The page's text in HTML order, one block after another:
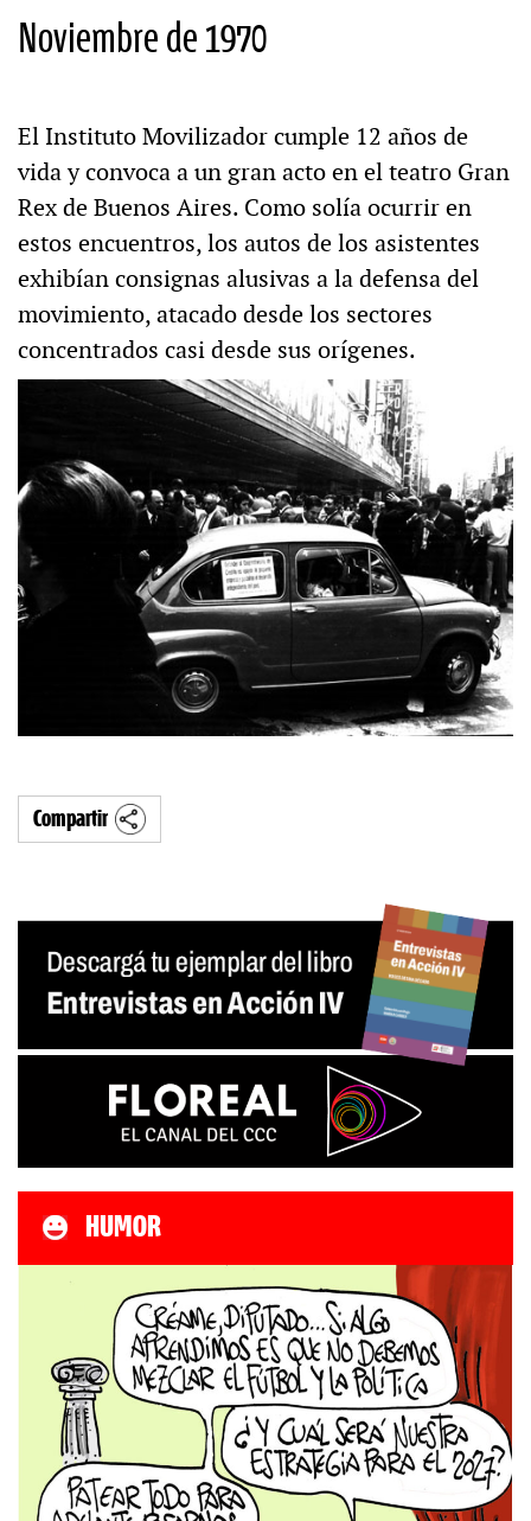
Noviembre de 1970
El Instituto Movilizador cumple 12 años de
vida y convoca a un gran acto en el teatro Gran
Rex de Buenos Aires. Como solía ocurrir en
estos encuentros, los autos de los asistentes
exhibían consignas alusivas a la defensa del
movimiento, atacado desde los sectores
concentrados casi desde sus orígenes.
Compartir
HUMOR